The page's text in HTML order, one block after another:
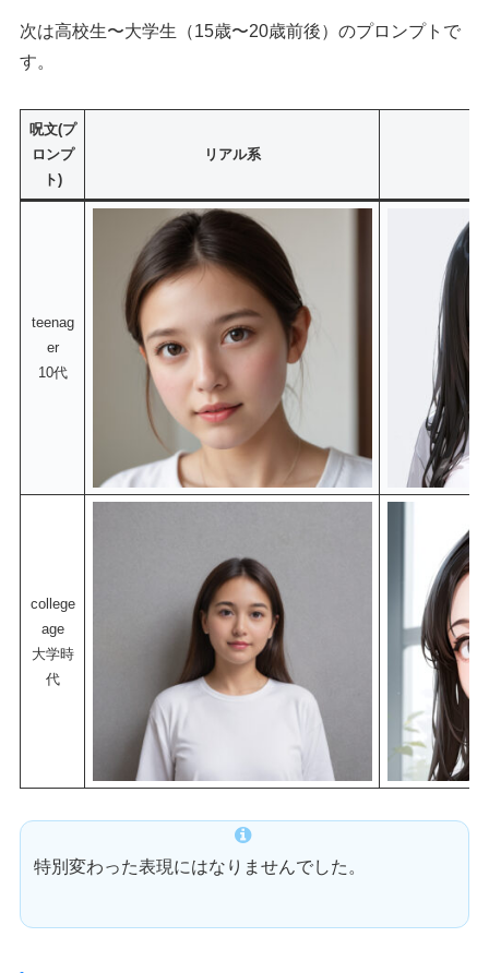
次は高校生〜大学生（15歳〜20歳前後）のプロンプトで
す。
呪文(プ
ロンプ
ト)
リアル系
teenag
er
10代
college
age
大学時
代
特別変わった表現にはなりませんでした。